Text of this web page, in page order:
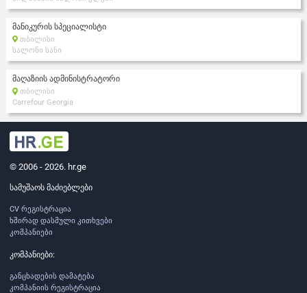
მანიკურის სპეციალისტი
თბილისი
სალონი სანი
მაღაზიის ადმინისტრატორი
თბილისი
Carrefour Georgia
© 2006 - 2026. hr.ge
სამუშაოს მაძიებლები
CV რეგისტრაცია
ხშირად დასმული კითხვები
კომპანიები
კომპანიები:
განცხადების დამატება
კომპანიის რეგისტრაცია